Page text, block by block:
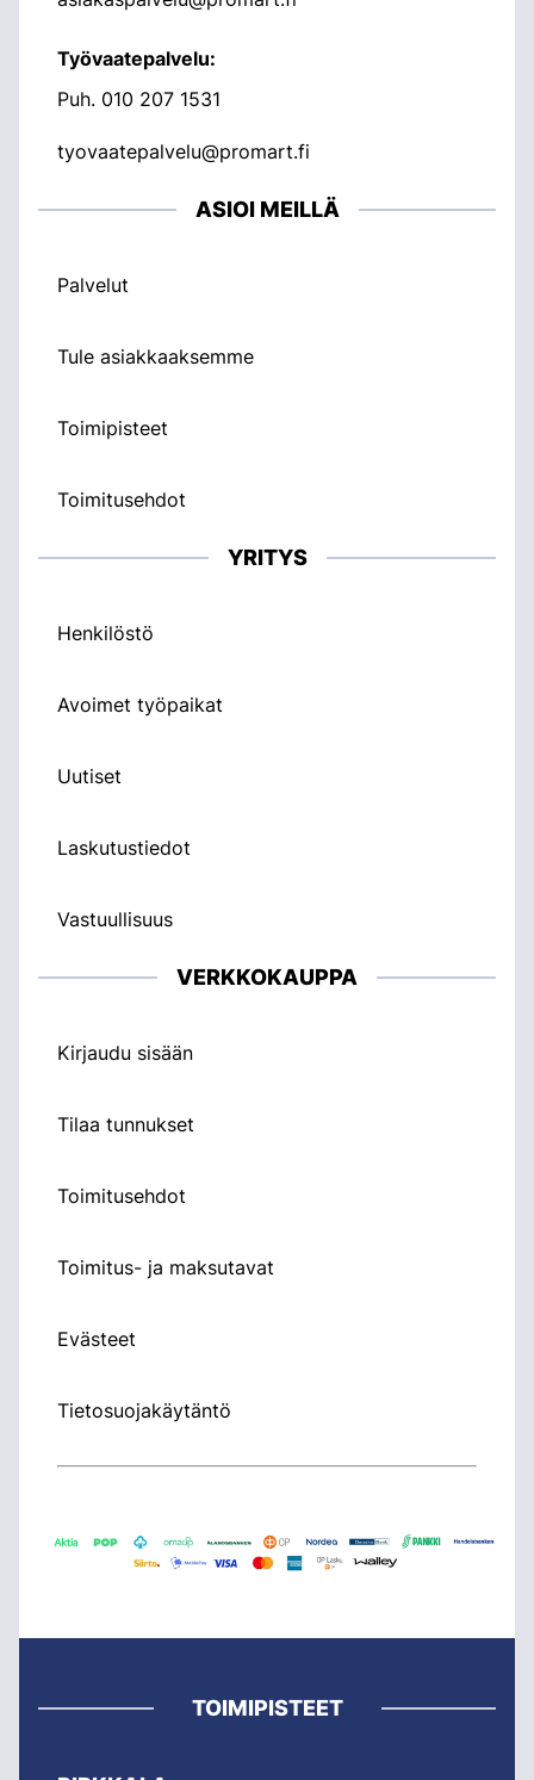
Työvaatepalvelu:
Puh. 010 207 1531
tyovaatepalvelu@promart.fi
ASIOI MEILLÄ
Palvelut
Tule asiakkaaksemme
Toimipisteet
Toimitusehdot
YRITYS
Henkilöstö
Avoimet työpaikat
Uutiset
Laskutustiedot
Vastuullisuus
VERKKOKAUPPA
Kirjaudu sisään
Tilaa tunnukset
Toimitusehdot
Toimitus- ja maksutavat
Evästeet
Tietosuojakäytäntö
TOIMIPISTEET